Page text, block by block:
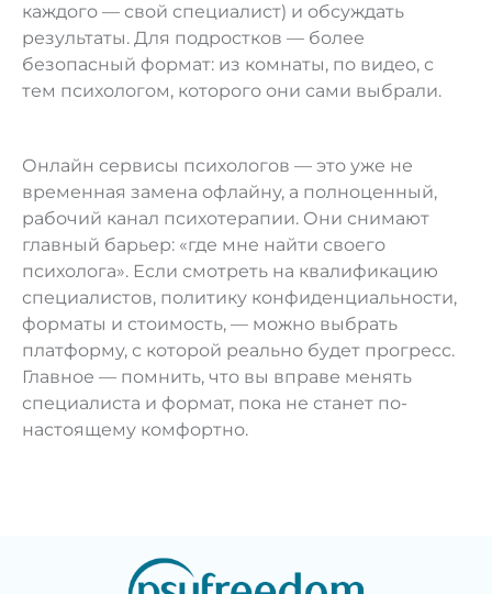
каждого — свой специалист) и обсуждать
результаты. Для подростков — более
безопасный формат: из комнаты, по видео, с
тем психологом, которого они сами выбрали.
Онлайн сервисы психологов — это уже не
временная замена офлайну, а полноценный,
рабочий канал психотерапии. Они снимают
главный барьер: «где мне найти своего
психолога». Если смотреть на квалификацию
специалистов, политику конфиденциальности,
форматы и стоимость, — можно выбрать
платформу, с которой реально будет прогресс.
Главное — помнить, что вы вправе менять
специалиста и формат, пока не станет по-
настоящему комфортно.